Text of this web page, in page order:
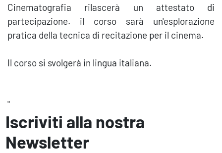
Cinematografia rilascerà un attestato di
partecipazione. il corso sarà un'esplorazione
pratica della tecnica di recitazione per il cinema.
Il corso si svolgerà in lingua italiana.
"
Iscriviti alla nostra
Newsletter